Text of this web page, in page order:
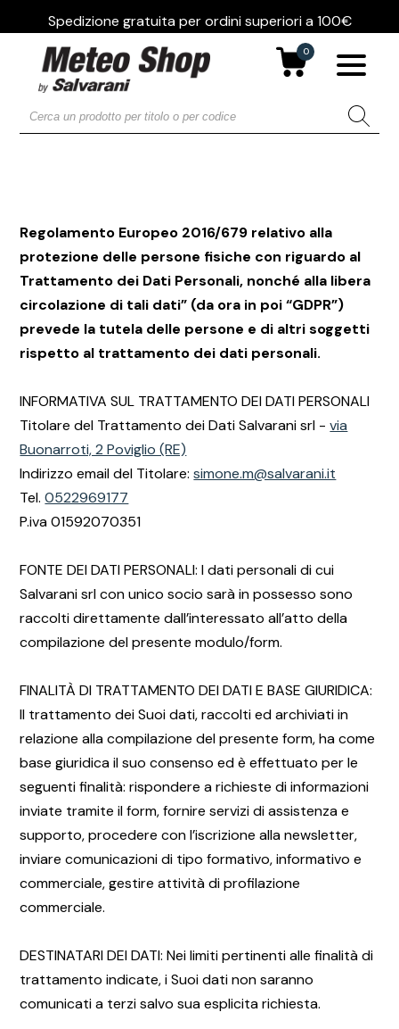
Spedizione gratuita per ordini superiori a 100€
0
Regolamento Europeo 2016/679 relativo alla
protezione delle persone fisiche con riguardo al
Trattamento dei Dati Personali, nonché alla libera
circolazione di tali dati” (da ora in poi “GDPR”)
prevede la tutela delle persone e di altri soggetti
rispetto al trattamento dei dati personali.
INFORMATIVA SUL TRATTAMENTO DEI DATI PERSONALI
Titolare del Trattamento dei Dati Salvarani srl -via
Buonarroti, 2 Poviglio (RE)
Indirizzo email del Titolare:simone.m@salvarani.it
Tel.0522969177
P.iva 01592070351
FONTE DEI DATI PERSONALI: I dati personali di cui
Salvarani srl con unico socio sarà in possesso sono
raccolti direttamente dall’interessato all’atto della
compilazione del presente modulo/form.
FINALITÀ DI TRATTAMENTO DEI DATI E BASE GIURIDICA:
Il trattamento dei Suoi dati, raccolti ed archiviati in
relazione alla compilazione del presente form, ha come
base giuridica il suo consenso ed è effettuato per le
seguenti finalità: rispondere a richieste di informazioni
inviate tramite il form, fornire servizi di assistenza e
supporto, procedere con l’iscrizione alla newsletter,
inviare comunicazioni di tipo formativo, informativo e
commerciale, gestire attività di profilazione
commerciale.
DESTINATARI DEI DATI: Nei limiti pertinenti alle finalità di
trattamento indicate, i Suoi dati non saranno
comunicati a terzi salvo sua esplicita richiesta.